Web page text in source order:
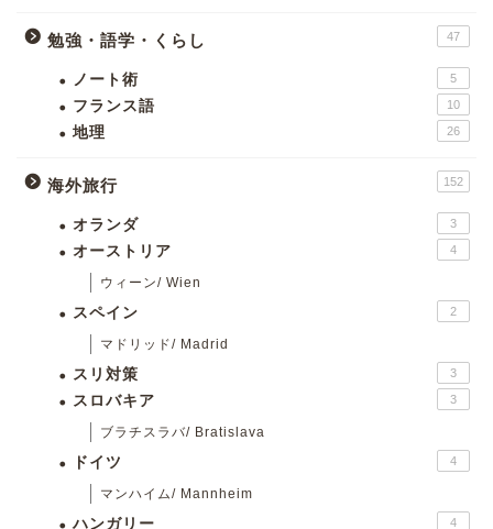
勉強・語学・くらし 47
ノート術 5
フランス語 10
地理 26
海外旅行 152
オランダ 3
オーストリア 4
ウィーン/ Wien
スペイン 2
マドリッド/ Madrid
スリ対策 3
スロバキア 3
ブラチスラバ/ Bratislava
ドイツ 4
マンハイム/ Mannheim
ハンガリー 4